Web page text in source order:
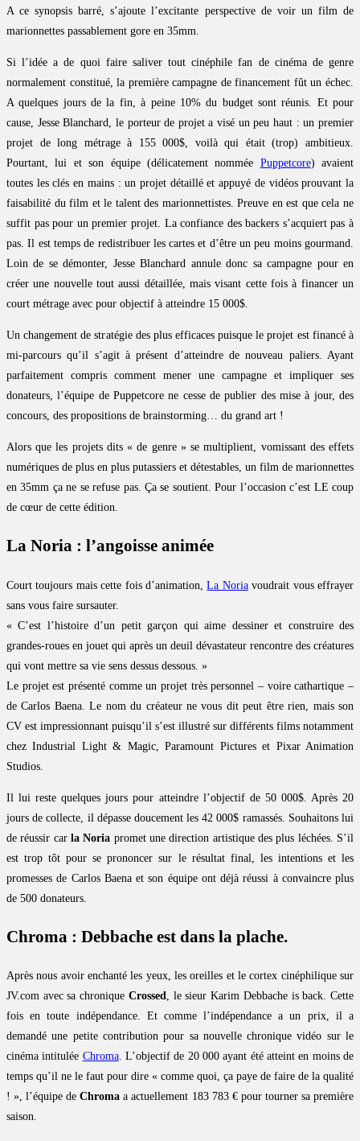
A ce synopsis barré, s’ajoute l’excitante perspective de voir un film de
marionnettes passablement gore en 35mm.
Si l’idée a de quoi faire saliver tout cinéphile fan de cinéma de genre
normalement constitué, la première campagne de financement fût un échec.
A quelques jours de la fin, à peine 10% du budget sont réunis. Et pour
cause, Jesse Blanchard, le porteur de projet a visé un peu haut : un premier
projet de long métrage à 155 000$, voilà qui était (trop) ambitieux.
Pourtant, lui et son équipe (délicatement nommée Puppetcore) avaient
toutes les clés en mains : un projet détaillé et appuyé de vidéos prouvant la
faisabilité du film et le talent des marionnettistes. Preuve en est que cela ne
suffit pas pour un premier projet. La confiance des backers s’acquiert pas à
pas. Il est temps de redistribuer les cartes et d’être un peu moins gourmand.
Loin de se démonter, Jesse Blanchard annule donc sa campagne pour en
créer une nouvelle tout aussi détaillée, mais visant cette fois à financer un
court métrage avec pour objectif à atteindre 15 000$.
Un changement de stratégie des plus efficaces puisque le projet est financé à
mi-parcours qu’il s’agit à présent d’atteindre de nouveau paliers. Ayant
parfaitement compris comment mener une campagne et impliquer ses
donateurs, l’équipe de Puppetcore ne cesse de publier des mise à jour, des
concours, des propositions de brainstorming… du grand art !
Alors que les projets dits « de genre » se multiplient, vomissant des effets
numériques de plus en plus putassiers et détestables, un film de marionnettes
en 35mm ça ne se refuse pas. Ça se soutient. Pour l’occasion c’est LE coup
de cœur de cette édition.
La Noria : l’angoisse animée
Court toujours mais cette fois d’animation,La Noriavoudrait vous effrayer
sans vous faire sursauter.
« C’est l’histoire d’un petit garçon qui aime dessiner et construire des
grandes-roues en jouet qui après un deuil dévastateur rencontre des créatures
qui vont mettre sa vie sens dessus dessous. »
Le projet est présenté comme un projet très personnel – voire cathartique –
de Carlos Baena. Le nom du créateur ne vous dit peut être rien, mais son
CV est impressionnant puisqu’il s’est illustré sur différents films notamment
chez Industrial Light & Magic, Paramount Pictures et Pixar Animation
Studios.
Il lui reste quelques jours pour atteindre l’objectif de 50 000$. Après 20
jours de collecte, il dépasse doucement les 42 000$ ramassés. Souhaitons lui
de réussir car la Noria promet une direction artistique des plus léchées. S’il
est trop tôt pour se prononcer sur le résultat final, les intentions et les
promesses de Carlos Baena et son équipe ont déjà réussi à convaincre plus
de 500 donateurs.
Chroma : Debbache est dans la plache.
Après nous avoir enchanté les yeux, les oreilles et le cortex cinéphilique sur
JV.com avec sa chronique Crossed, le sieur Karim Debbache is back. Cette
fois en toute indépendance. Et comme l’indépendance a un prix, il a
demandé une petite contribution pour sa nouvelle chronique vidéo sur le
cinéma intitulée Chroma. L’objectif de 20 000 ayant été atteint en moins de
temps qu’il ne le faut pour dire « comme quoi, ça paye de faire de la qualité
! », l’équipe deChroma a actuellement 183 783 € pour tourner sa première
saison.